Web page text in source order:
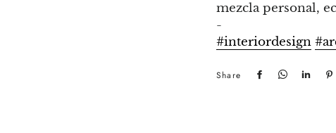
mezcla personal,
-
#interiordesign
Share
Share
Send
Send